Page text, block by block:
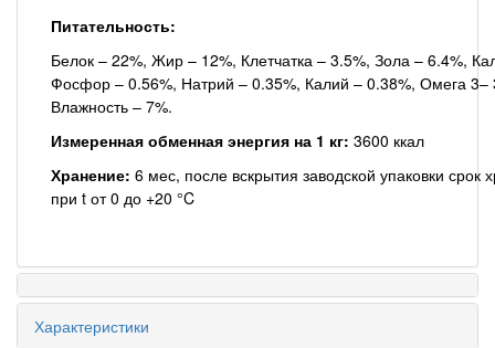
Питательность:
Белок – 22%, Жир – 12%, Клетчатка – 3.5%, Зола – 6.4%,
Фосфор – 0.56%, Натрий – 0.35%, Калий – 0.38%, Омега 3–
Влажность – 7%.
Измеренная обменная энергия на 1 кг: 3600 ккал
Хранение: 6 мес, после вскрытия заводской упаковки срок
при t от 0 до +20 °C
Характеристики